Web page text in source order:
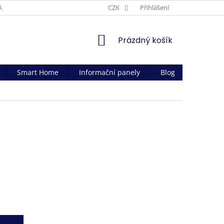
PODMÍNKY CZK Přihlášení
NÁKUPNÍ
Prázdný košík
Smart Home Informační panely Blog